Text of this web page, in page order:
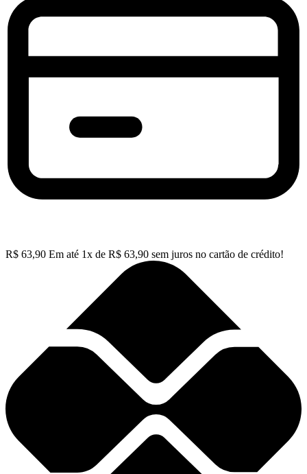
R$ 63,90 Em até 1x de R$ 63,90 sem juros no cartão de crédito!